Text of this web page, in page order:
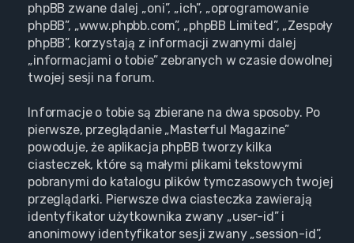
phpBB zwane dalej „oni”, „ich”, „oprogramowanie
phpBB”, „www.phpbb.com”, „phpBB Limited”, „Zespoły
phpBB”, korzystają z informacji zwanymi dalej
„informacjami o tobie” zebranych w czasie dowolnej
twojej sesji na forum.
Informacje o tobie są zbierane na dwa sposoby. Po
pierwsze, przeglądanie „Masterful Magazine”
powoduje, że aplikacja phpBB tworzy kilka
ciasteczek, które są małymi plikami tekstowymi
pobranymi do katalogu plików tymczasowych twojej
przeglądarki. Pierwsze dwa ciasteczka zawierają
identyfikator użytkownika zwany „user-id” i
anonimowy identyfikator sesji zwany „session-id”,